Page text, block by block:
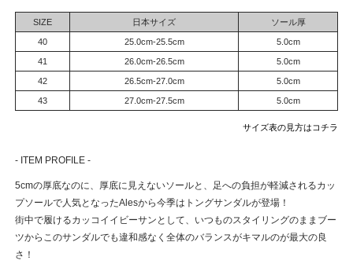
SIZE 日本サイズ ソール厚
40 25.0cm-25.5cm 5.0cm
41 26.0cm-26.5cm 5.0cm
42 26.5cm-27.0cm 5.0cm
43 27.0cm-27.5cm 5.0cm
サイズ表の見方はコチラ
- ITEM PROFILE -
5cmの厚底なのに、厚底に見えないソールと、足への負担が軽減されるカッ
プソールで人気となったAlesから今季はトングサンダルが登場！
街中で履けるカッコイイビーサンとして、いつものスタイリングのままブー
ツからこのサンダルでも違和感なく全体のバランスがキマルのが最大の良
さ！